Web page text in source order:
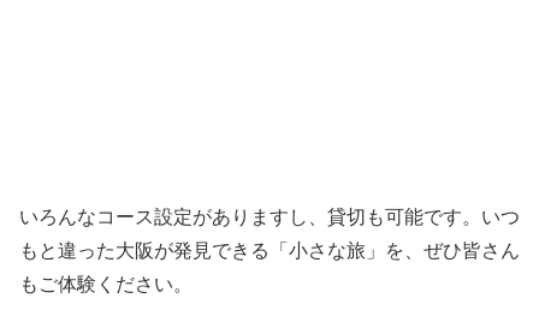
いろんなコース設定がありますし、貸切も可能です。いつ
もと違った大阪が発見できる「小さな旅」を、ぜひ皆さん
もご体験ください。